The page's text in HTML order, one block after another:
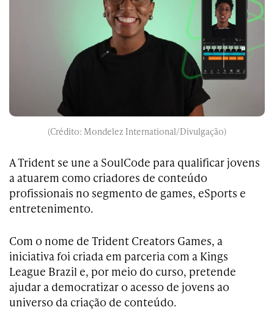
(Crédito: Mondelez International/Divulgação)
A Trident se une a SoulCode para qualificar jovens
a atuarem como criadores de conteúdo
profissionais no segmento de games, eSports e
entretenimento.
Com o nome de Trident Creators Games, a
iniciativa foi criada em parceria com a Kings
League Brazil e, por meio do curso, pretende
ajudar a democratizar o acesso de jovens ao
universo da criação de conteúdo.